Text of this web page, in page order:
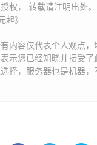
权， 转载请注明出处。
》
内容仅代表个人观点，
示您已经知晓并接受了
择，服务器也是机器